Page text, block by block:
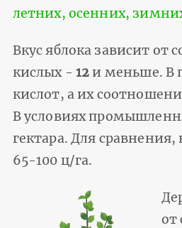
летних, осенних,
Вкус яблока зависит от
кислых -12и меньше. В
кислот, а их
В условиях
гектара. Для
65-100 ц/га.
от